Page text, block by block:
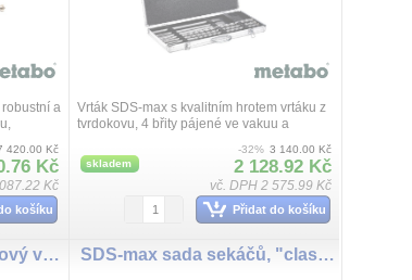
a
420.00 Kč
Kč
Kč
košíku
Vrták SDS-max s kvalitním hrotem vrtáku z
tvrdokovu, 4 břity pájené ve vakuu a
výkon při dobré životnosti, ...
skladem
-32% 3 140.00 Kč
2 128.92 Kč
vč. DPH 2 575.99 Kč
Přidat do košíku
BS 18 L BL akumulátorový vrtací šroubovák, 2 AKU Li-Power (18 V/2,0 Ah), Nabíječka SC 30, metaBOX 145 SDS-max sada sekáčů, "classic", 3dílná